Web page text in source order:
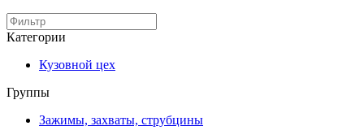
Категории
Кузовной цех
Группы
Зажимы, захваты, струбцины